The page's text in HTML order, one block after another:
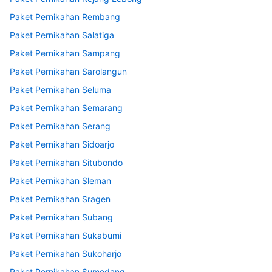
Paket Pernikahan Rembang
Paket Pernikahan Salatiga
Paket Pernikahan Sampang
Paket Pernikahan Sarolangun
Paket Pernikahan Seluma
Paket Pernikahan Semarang
Paket Pernikahan Serang
Paket Pernikahan Sidoarjo
Paket Pernikahan Situbondo
Paket Pernikahan Sleman
Paket Pernikahan Sragen
Paket Pernikahan Subang
Paket Pernikahan Sukabumi
Paket Pernikahan Sukoharjo